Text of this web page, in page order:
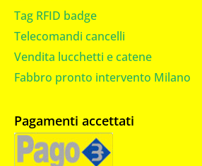
Tag RFID badge
Telecomandi cancelli
Vendita lucchetti e catene
Fabbro pronto intervento Milano
Pagamenti accettati